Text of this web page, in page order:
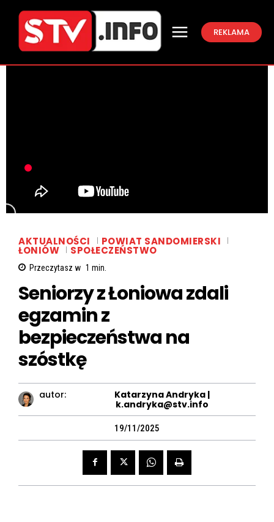
REKLAMA
AKTUALNOŚCI POWIAT SANDOMIERSKI
ŁONIÓW SPOŁECZEŃSTWO
Przeczytasz w 1 min.
Seniorzy z Łoniowa zdali
egzamin z
bezpieczeństwa na
szóstkę
autor:
Katarzyna Andryka |
k.andryka@stv.info
19/11/2025